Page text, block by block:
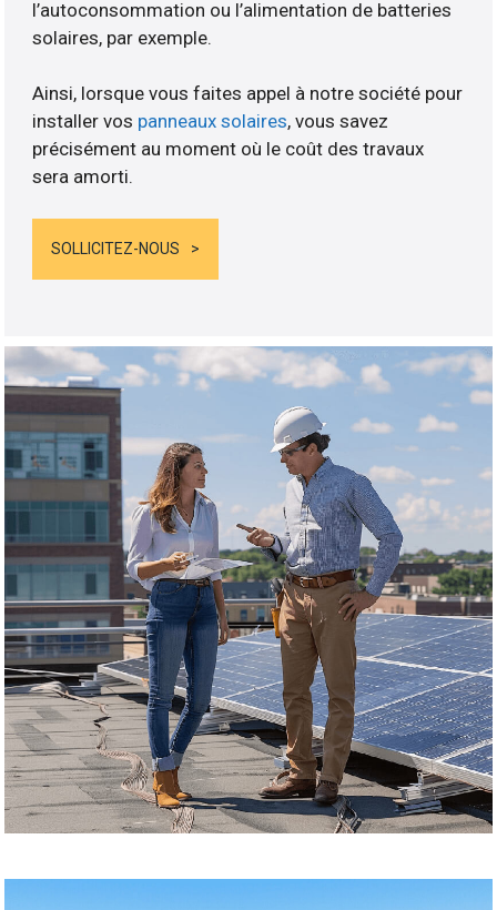
l’autoconsommation ou l’alimentation de batteries
solaires, par exemple.
Ainsi, lorsque vous faites appel à notre société pour
installer vos panneaux solaires, vous savez
précisément au moment où le coût des travaux
sera amorti.
SOLLICITEZ-NOUS